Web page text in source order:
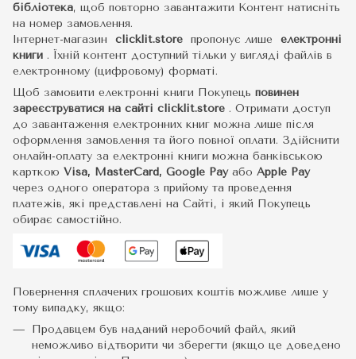
бібліотека, щоб повторно завантажити Контент натисніть
на номер замовлення.
Інтернет-магазин clicklit.store пропонує лише електронні
книги . Їхній контент доступний тільки у вигляді файлів в
електронному (цифровому) форматі.
Щоб замовити електронні книги Покупець повинен
зареєструватися на сайті clicklit.store . Отримати доступ
до завантаження електронних книг можна лише після
оформлення замовлення та його повної оплати. Здійснити
онлайн-оплату за електронні книги можна банківською
карткою Visa, MasterCard, Google Pay або Apple Pay
через одного оператора з прийому та проведення
платежів, які представлені на Сайті, і який Покупець
обирає самостійно.
Повернення сплачених грошових коштів можливе лише у
тому випадку, якщо:
Продавцем був наданий неробочий файл, який
неможливо відтворити чи зберегти (якщо це доведено